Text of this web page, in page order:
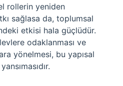
rollerin yeniden
sağlasa da, toplumsal
etkisi hala güçlüdür.
odaklanması ve
yönelmesi, bu yapısal